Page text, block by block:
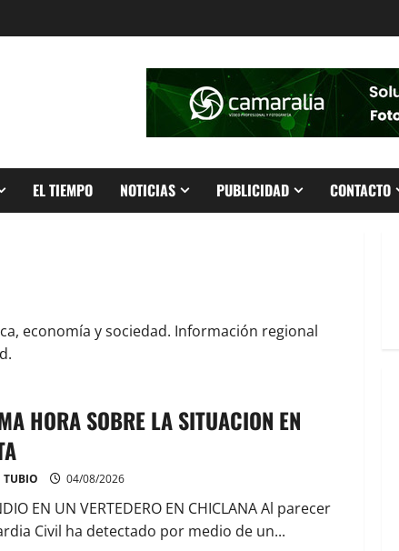
EL TIEMPO NOTICIAS PUBLICIDAD CONTACTO
economía y sociedad. Información regional
HORA SOBRE LA SITUACION EN
TUBIO 04/08/2026
EN UN VERTEDERO EN CHICLANA Al parecer
Civil ha detectado por medio de un...